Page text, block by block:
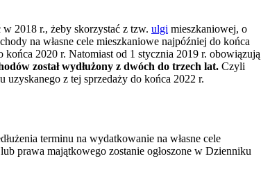
2018 r., żeby skorzystać z tzw. ulgi mieszkaniowej, o
na własne cele mieszkaniowe najpóźniej do końca
2020 r. Natomiast od 1 stycznia 2019 r. obowiązują
został wydłużony z dwóch do trzech lat. Czyli
uzyskanego z tej sprzedaży do końca 2022 r.
terminu na wydatkowanie na własne cele
prawa majątkowego zostanie ogłoszone w Dzienniku